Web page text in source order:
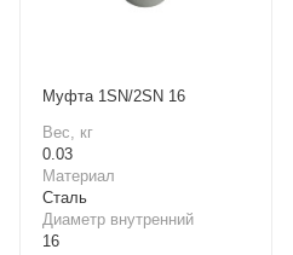
Mуфта 1SN/2SN 16
Вес, кг
0.03
Материал
Cталь
Диаметр внутренний
16